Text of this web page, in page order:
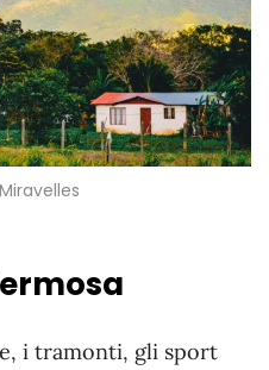
i tramonti, gli sport